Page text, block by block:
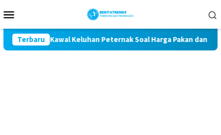
ke
Mobile
Terbaru
Komit Kawal Keluhan Peternak Soal Harga Pakan dan Telur